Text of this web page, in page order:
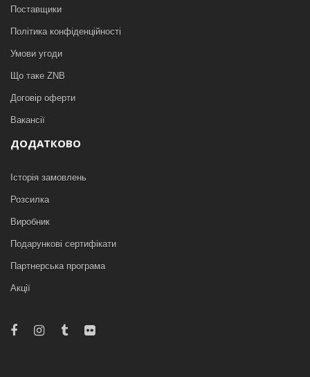
Поставщики
Політика конфіденційності
Умови угоди
Що таке ZNB
Договір оферти
Вакансії
ДОДАТКОВО
Історія замовлень
Розсилка
Виробник
Подарункові сертифікати
Партнерська програма
Акції